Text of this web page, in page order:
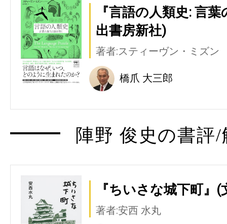
『言語の人類史: 言
出書房新社)
著者:スティーヴン・ミズン
橋爪 大三郎
陣野 俊史の書評
『ちいさな城下町』(
著者:安西 水丸